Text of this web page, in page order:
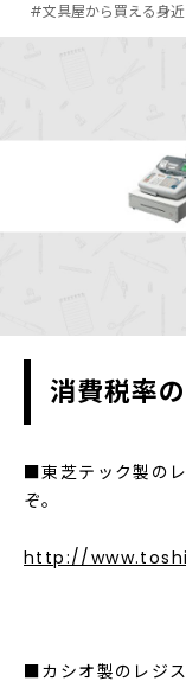
#文具屋から買える身
消費税率
■東芝テック製の
ぞ。
http://
■カシオ製のレジス